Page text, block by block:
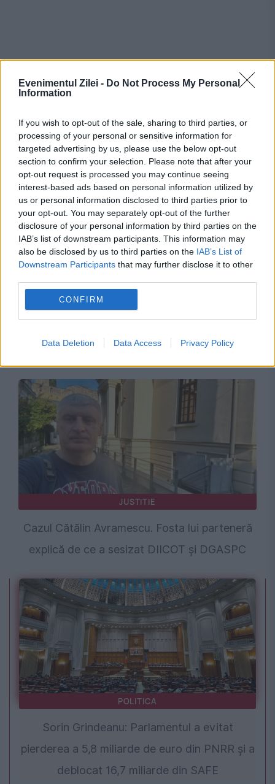
Evenimentul Zilei - Do Not Process My Personal
Information
If you wish to opt-out of the sale, sharing to third parties, or
processing of your personal or sensitive information for
targeted advertising by us, please use the below opt-out
section to confirm your selection. Please note that after your
opt-out request is processed you may continue seeing
interest-based ads based on personal information utilized by
us or personal information disclosed to third parties prior to
your opt-out. You may separately opt-out of the further
disclosure of your personal information by third parties on the
IAB’s list of downstream participants. This information may
also be disclosed by us to third parties on the IAB’s List of
Downstream Participants that may further disclose it to other
CONFIRM
Data Deletion Data Access Privacy Policy
Recomandările noastre
București. Prognoza specială emisă de ANM
JUSTITIE
Cazul Cătălin Avramescu. Fosta lui parteneră
explică de ce a sesizat DIICOT și DGASPC
POLITICA
Sorin Grindeanu: Parlamentul a evitat
pierderea a 5,8 miliarde de euro din PNRR și a
deblocat 16,7 miliarde din SAFE